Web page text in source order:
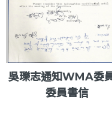
吳瓅志通知WMA委
委員書信